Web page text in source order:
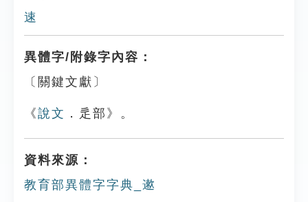
速
異體字/附錄字內容：
〔關鍵文獻〕
《說文 ．辵部》。
資料來源：
教育部異體字字典_遬